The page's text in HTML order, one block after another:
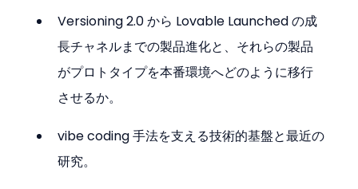
Versioning 2.0 から Lovable Launched の成
長チャネルまでの製品進化と、それらの製品
がプロトタイプを本番環境へどのように移行
させるか。
vibe coding 手法を支える技術的基盤と最近の
研究。